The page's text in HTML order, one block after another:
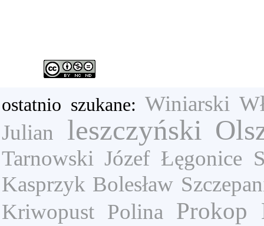
ostatnio szukane: Winiarski
Julian
leszczyński
Tarnowski Józef Łęgonice
Kasprzyk Bolesław
Kriwopust Polina
Prokop